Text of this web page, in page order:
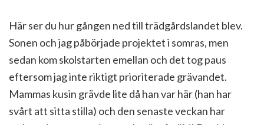
Här ser du hur gången ned till trädgårdslandet blev.
Sonen och jag påbörjade projektet i somras, men
sedan kom skolstarten emellan och det tog paus
eftersom jag inte riktigt prioriterade grävandet.
Mammas kusin grävde lite då han var här (han har
svårt att sitta stilla) och den senaste veckan har